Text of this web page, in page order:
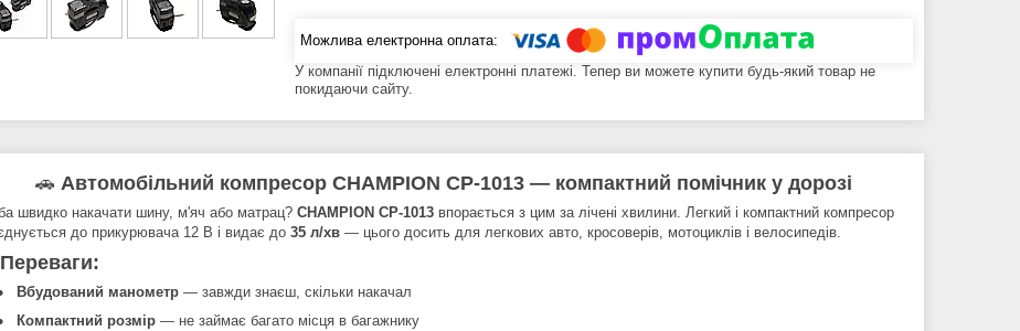
У компанії підключені електронні платежі. Тепер ви можете купити будь-який товар не
покидаючи сайту.
🚗 Автомобільний компресор CHAMPION CP-1013 — компактний помічник у дорозі
швидко накачати шину, м'яч або матрац? CHAMPION CP-1013 впорається з цим за лічені хвилини. Легкий і компактний компресор
до прикурювача 12 В і видає до 35 л/хв — цього досить для легкових авто, кросоверів, мотоциклів і велосипедів.
Вбудований манометр — завжди знаєш, скільки накачал
Компактний розмір — не займає багато місця в багажнику